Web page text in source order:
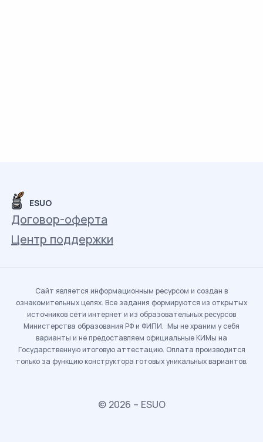
ESUO
Договор-оферта
Центр поддержки
Сайт является информационным ресурсом и создан в
ознакомительных целях. Все задания формируются из открытых
источников сети интернет и из образовательных ресурсов
Министерства образования РФ и ФИПИ. Мы не храним у себя
варианты и не предоставляем официальные КИМы на
Государственную итоговую аттестацию. Оплата производится
только за функцию конструктора готовых уникальных вариантов.
© 2026 – ESUO